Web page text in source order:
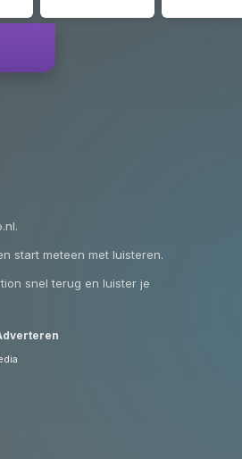
start meteen met luisteren.
snel terug en luister je